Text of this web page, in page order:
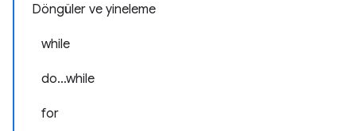
Döngüler ve yineleme
while
do…while
for